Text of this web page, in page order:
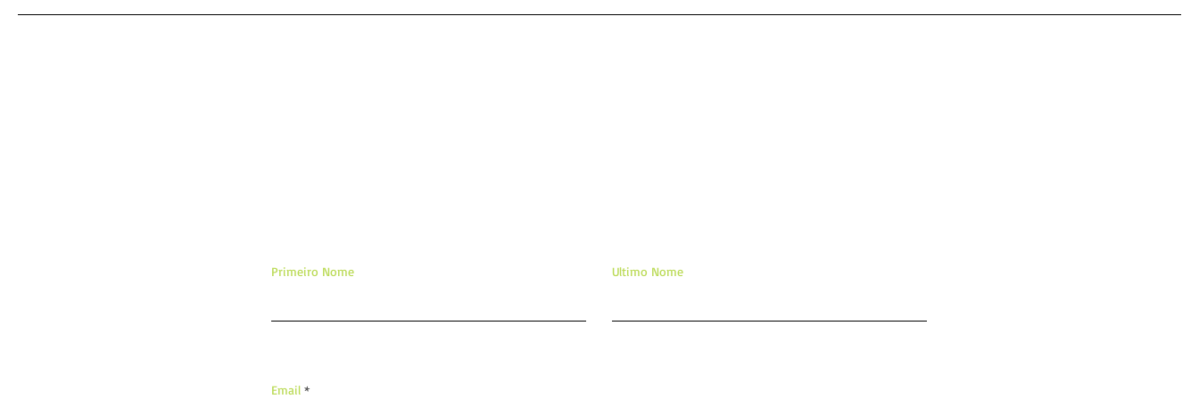
Primeiro Nome Ultimo Nome
Email